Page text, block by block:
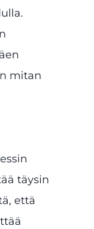
mitan
täysin
että